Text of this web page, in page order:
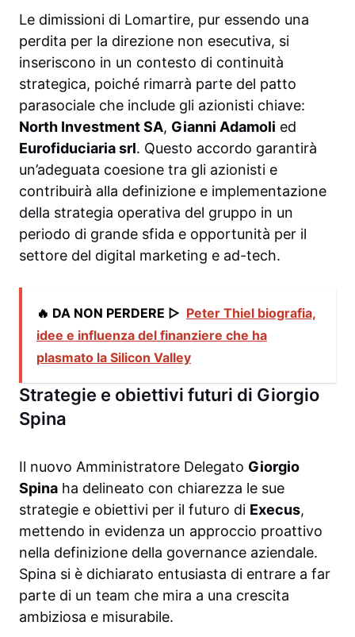
Le dimissioni di Lomartire, pur essendo una
perdita per la direzione non esecutiva, si
inseriscono in un contesto di continuità
strategica, poiché rimarrà parte del patto
parasociale che include gli azionisti chiave:
North Investment SA, Gianni Adamoli ed
Eurofiduciaria srl. Questo accordo garantirà
un’adeguata coesione tra gli azionisti e
contribuirà alla definizione e implementazione
della strategia operativa del gruppo in un
periodo di grande sfida e opportunità per il
settore del digital marketing e ad-tech.
🔥 DA NON PERDERE ▷ Peter Thiel biografia,
idee e influenza del finanziere che ha
plasmato la Silicon Valley
Strategie e obiettivi futuri di Giorgio
Spina
Il nuovo Amministratore Delegato Giorgio
Spina ha delineato con chiarezza le sue
strategie e obiettivi per il futuro di Execus,
mettendo in evidenza un approccio proattivo
nella definizione della governance aziendale.
Spina si è dichiarato entusiasta di entrare a far
parte di un team che mira a una crescita
ambiziosa e misurabile.